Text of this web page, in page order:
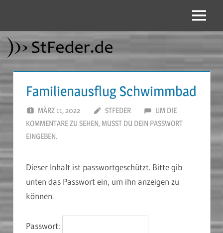
springen
Menü
Familienausflug Schwimmbad
MÄRZ 11, 2022 STFEDER
UM DIE
KOMMENTARE ZU SEHEN, MUSST DU DEIN PASSWORT
EINGEBEN.
Dieser Inhalt ist passwortgeschützt. Bitte gib
unten das Passwort ein, um ihn anzeigen zu
können.
Passwort: